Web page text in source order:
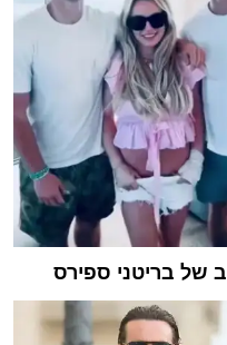
של בריטני ספירס